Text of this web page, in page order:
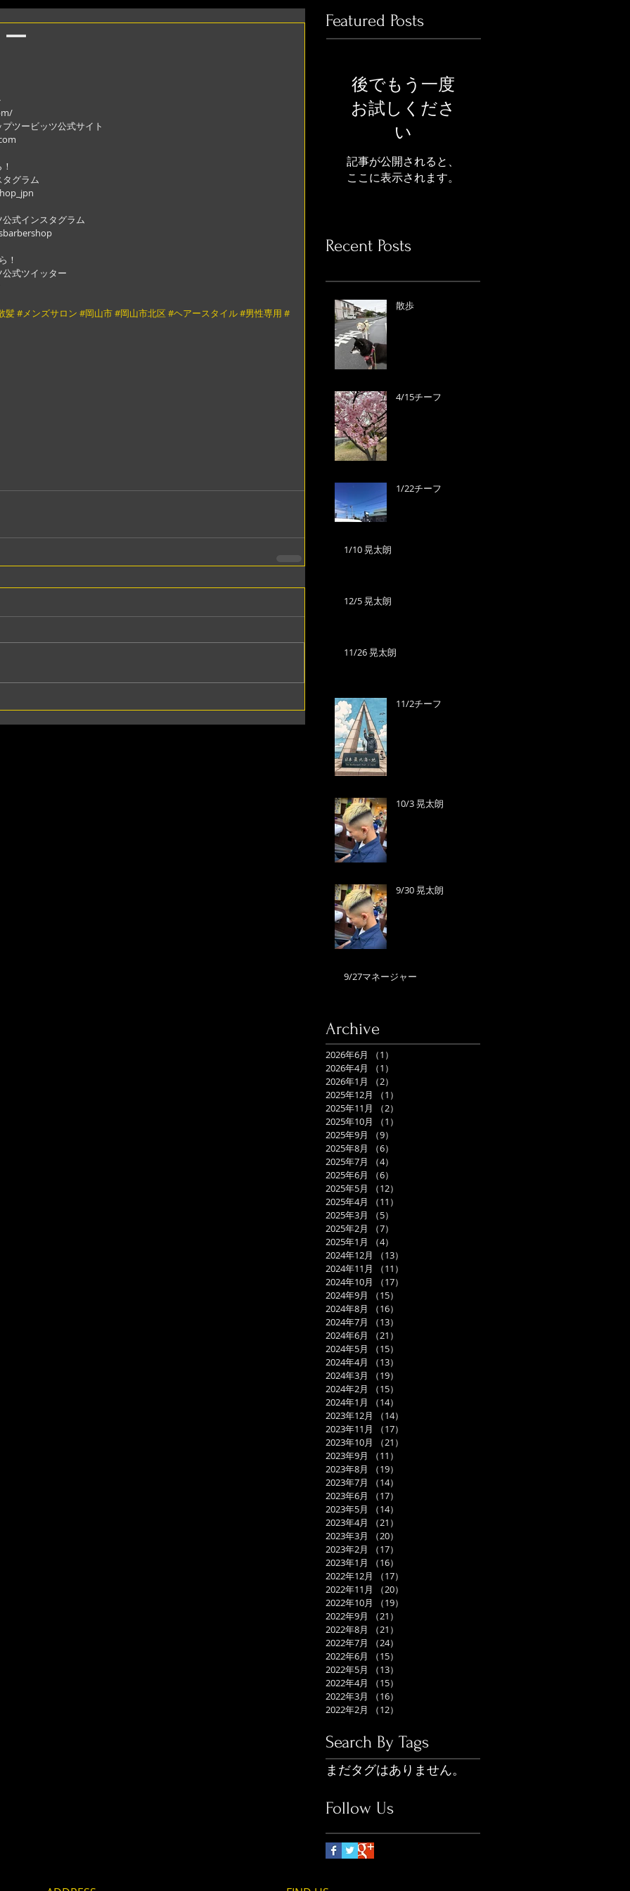
ツービッツ公式サイト
グラム
式インスタグラム
！
式ツイッター
髪#メンズサロン #岡山市#岡山市北区 #ヘアースタイル#男性専用 #
Featured Posts
後でもう一度
お試しくださ
い
記事が公開されると、
ここに表示されます。
Recent Posts
散歩
4/15チーフ
1/22チーフ
1/10 晃太朗
12/5 晃太朗
11/26 晃太朗
11/2チーフ
10/3 晃太朗
9/30 晃太朗
9/27マネージャー
Archive
2026年6月 （1）
2026年4月
（1）
2026年1月
（2）
2025年12月
（1）
2025年11月
（2）
2025年10月
（1）
2025年9月
（9）
2025年8月
（6）
2025年7月
（4）
2025年6月
（6）
2025年5月
（12）
2025年4月
（11）
2025年3月
（5）
2025年2月
（7）
2025年1月
（4）
2024年12月
（13）
2024年11月
（11）
2024年10月
（17）
2024年9月
（15）
2024年8月
（16）
2024年7月
（13）
2024年6月
（21）
2024年5月
（15）
2024年4月
（13）
2024年3月
（19）
2024年2月
（15）
2024年1月
（14）
2023年12月
（14）
2023年11月
（17）
2023年10月
（21）
2023年9月
（11）
2023年8月
（19）
2023年7月
（14）
2023年6月
（17）
2023年5月
（14）
2023年4月
（21）
2023年3月
（20）
2023年2月
（17）
2023年1月
（16）
2022年12月
（17）
2022年11月
（20）
2022年10月
（19）
2022年9月
（21）
2022年8月
（21）
2022年7月
（24）
2022年6月
（15）
2022年5月
（13）
2022年4月
（15）
2022年3月
（16）
2022年2月
（12）
Search By Tags
まだタグはありません。
Follow Us